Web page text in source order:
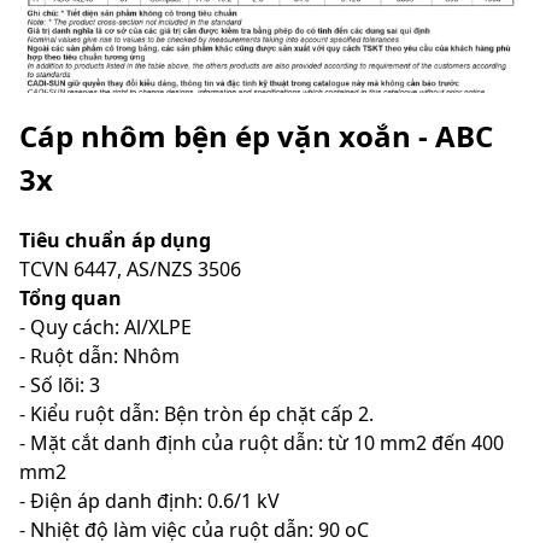
Cáp nhôm bện ép vặn xoắn - ABC
3x
Tiêu chuẩn áp dụng
TCVN 6447, AS/NZS 3506
Tổng quan
- Quy cách: Al/XLPE
- Ruột dẫn: Nhôm
- Số lõi: 3
- Kiểu ruột dẫn: Bện tròn ép chặt cấp 2.
- Mặt cắt danh định của ruột dẫn: từ 10 mm2 đến 400
mm2
- Điện áp danh định: 0.6/1 kV
- Nhiệt độ làm việc của ruột dẫn: 90 oC